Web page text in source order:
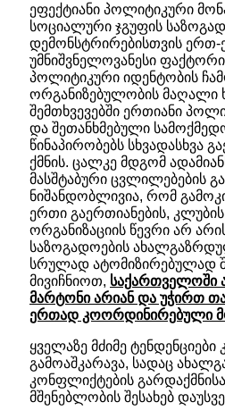
ეფექტიანი პოლიტიკური
სოციალური ჯგუფის
დემონსტრირებისთვის
უმნიშვნელოვანესი
პოლიტიკური იდენტობის
ორგანიზებულობის მაღალი
შემთხვევებში ერთიანი
და შეთანხმებული
წინაპირობებს სხვადასხვა
ქმნის. ცალკე მდგომ
მასშტაბური ცვლილებების
ნიშანდობლივია, რომ
ერთი გაერთიანების,
ორგანიზაციის წევრი არ
საზოგადოების
სრულად ატომიზირებულად
მივიჩნიოთ, საქართველოში
მარტონი არიან და უჭირთ
ერთად კოორდინირებული
ყველაზე მძიმე ტენდენციები
გამოაშკარავა, სადაც
კონფლიქტების
მშენებლობის შესახებ